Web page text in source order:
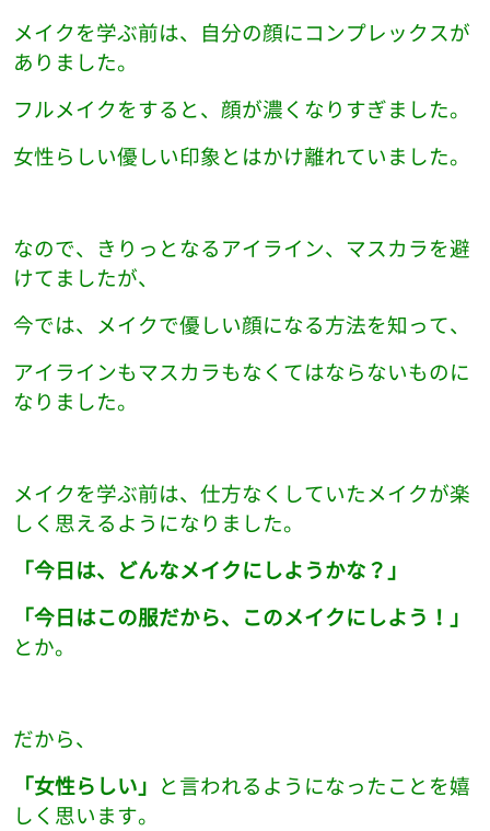
メイクを学ぶ前は、自分の顔にコンプレックスが
ありました。
フルメイクをすると、顔が濃くなりすぎました。
女性らしい優しい印象とはかけ離れていました。
なので、きりっとなるアイライン、マスカラを避
けてましたが、
今では、メイクで優しい顔になる方法を知って、
アイラインもマスカラもなくてはならないものに
なりました。
メイクを学ぶ前は、仕方なくしていたメイクが楽
しく思えるようになりました。
「今日は、どんなメイクにしようかな？」
「今日はこの服だから、このメイクにしよう！」
とか。
だから、
「女性らしい」 と言われるようになったことを嬉
しく思います。